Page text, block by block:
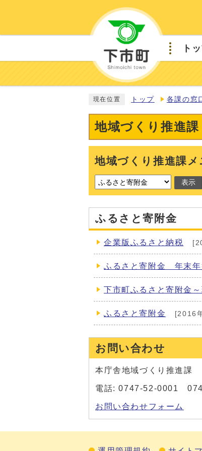
ト
現在位置 トップ 各課の窓
地域づくり推進課
地域づくり推進課メ
表示
ふるさと寄附金
企業版ふるさと納税
ふるさと寄附金 年末年
下市町ふるさと寄附金
ふるさと寄附金 [2016
お問い合わせ
本庁舎地域づくり推進課
電話: 0747-52-0001
お問い合わせフォーム